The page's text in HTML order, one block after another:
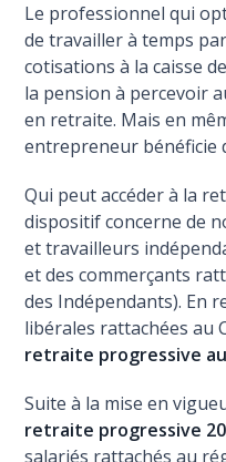
Le professionnel qui
de travailler à temps
cotisations à la caisse
la pension à percevoir
en retraite. Mais en
entrepreneur bénéficie
Qui peut accéder à la
dispositif concerne de
et travailleurs
et des commerçants
des Indépendants). En
libérales rattachées au
retraite progressive
Suite à la mise en
retraite progressive
salariés rattachés au